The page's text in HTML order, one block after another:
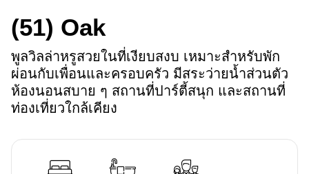
(51) Oak
พูลวิลล่าหรูสวยในที่เงียบสงบ เหมาะสำหรับพัก
ผ่อนกับเพื่อนและครอบครัว มีสระว่ายน้ำส่วนตัว
ห้องนอนสบาย ๆ สถานที่ปาร์ตี้สนุก และสถานที่
ท่องเที่ยวใกล้เคียง